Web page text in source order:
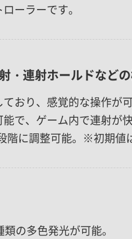
ーラーです。
・連射ホールドなどの
おり、感覚的な操作が可
で、ゲーム内で連射が
に調整可能。※初期値
の多色発光が可能。